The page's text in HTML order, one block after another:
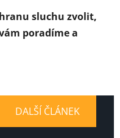
sluchu zvolit,
poradíme a
DALŠÍ ČLÁNEK